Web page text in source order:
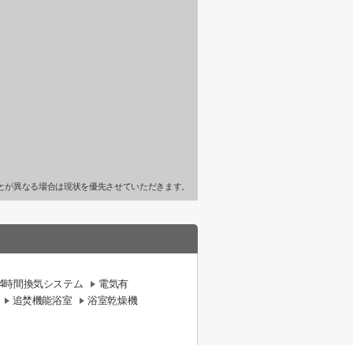
異なる場合は現状を優先させていただきます。
時間換気システム
電気有
追焚機能浴室
浴室乾燥機